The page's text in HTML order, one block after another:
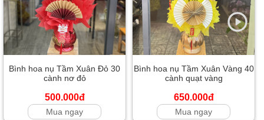
Bình hoa nụ Tầm Xuân Đỏ 30
cành nơ đỏ
500.000đ
Mua ngay
Bình hoa nụ Tầm Xuân Vàng 40
cành quạt vàng
650.000đ
Mua ngay